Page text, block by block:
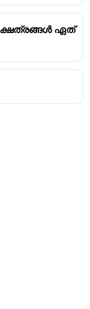
നമ്മുടെ
ഇതിന്
ഏത്